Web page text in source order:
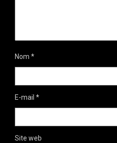
Nom *
E-mail *
Site web